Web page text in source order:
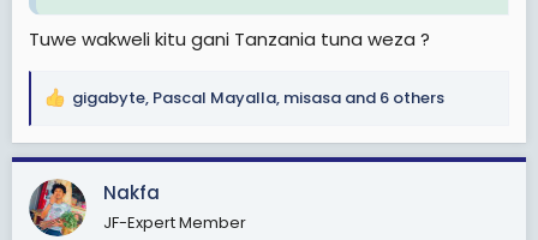
kazi zake nchini Marekani kwa upande wake anasema
nchini Tanzania ni magumu na yaliyoandamwa na
Tuwe wakweli kitu gani Tanzania tuna weza ?
R
a
c
t
i
gigabyte, Pascal Mayalla, misasa and 6 others
Nakfa
JF-Expert Member